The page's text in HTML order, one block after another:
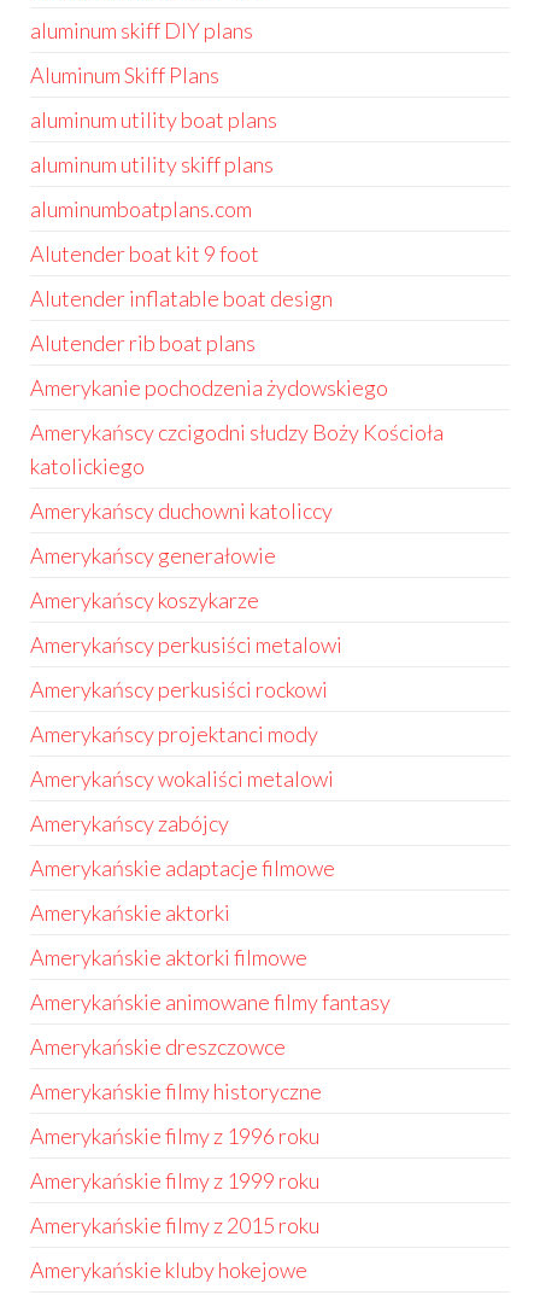
aluminum skiff DIY plans
Aluminum Skiff Plans
aluminum utility boat plans
aluminum utility skiff plans
aluminumboatplans.com
Alutender boat kit 9 foot
Alutender inflatable boat design
Alutender rib boat plans
Amerykanie pochodzenia żydowskiego
Amerykańscy czcigodni słudzy Boży Kościoła
katolickiego
Amerykańscy duchowni katoliccy
Amerykańscy generałowie
Amerykańscy koszykarze
Amerykańscy perkusiści metalowi
Amerykańscy perkusiści rockowi
Amerykańscy projektanci mody
Amerykańscy wokaliści metalowi
Amerykańscy zabójcy
Amerykańskie adaptacje filmowe
Amerykańskie aktorki
Amerykańskie aktorki filmowe
Amerykańskie animowane filmy fantasy
Amerykańskie dreszczowce
Amerykańskie filmy historyczne
Amerykańskie filmy z 1996 roku
Amerykańskie filmy z 1999 roku
Amerykańskie filmy z 2015 roku
Amerykańskie kluby hokejowe